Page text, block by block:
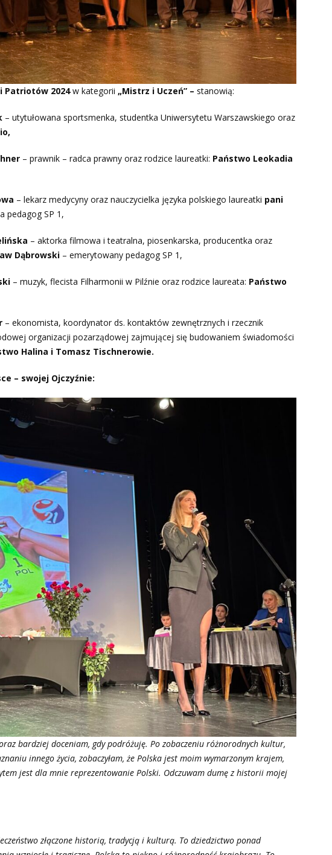
Patriotów 2024w kategorii „Mistrz i Uczeń” – stanowią:
– utytułowana sportsmenka, studentka Uniwersytetu Warszawskiego oraz
– prawnik – radca prawny oraz rodzice laureatki: Państwo Leokadia
– lekarz medycyny oraz nauczycielka języka polskiego laureatki pani
pedagog SP 1,
– aktorka filmowa i teatralna, piosenkarska, producentka oraz
Dąbrowski – emerytowany pedagog SP 1,
– muzyk, flecista Filharmonii w Pilźnie oraz rodzice laureata: Państwo
– ekonomista, koordynator ds. kontaktów zewnętrznych i rzecznik
organizacji pozarządowej zajmującej się budowaniem świadomości
Halina i Tomasz Tischnerowie.
– swojej Ojczyźnie:
bardziej doceniam, gdy podróżuję. Po zobaczeniu różnorodnych kultur,
innego życia, zobaczyłam, że Polska jest moim wymarzonym krajem,
jest dla mnie reprezentowanie Polski. Odczuwam dumę z historii mojej
złączone historią, tradycją i kulturą. To dziedzictwo ponad